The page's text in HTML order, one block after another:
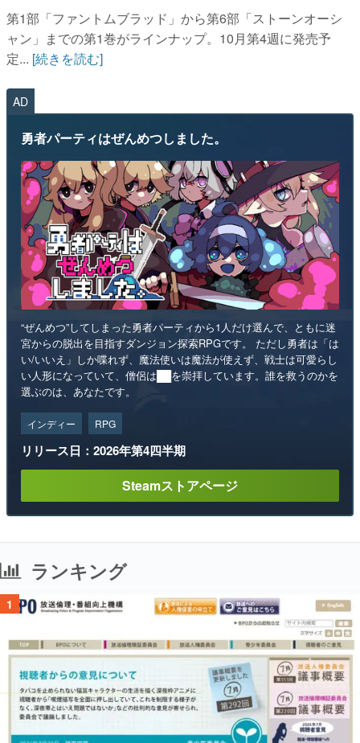
第1部「ファントムブラッド」から第6部「ストーンオーシ
ャン」までの第1巻がラインナップ。10月第4週に発売予
定... [続きを読む]
AD
勇者パーティはぜんめつしました。
“ぜんめつ”してしまった勇者パーティから1人だけ選んで、ともに迷
宮からの脱出を目指すダンジョン探索RPGです。 ただし勇者は「は
い/いいえ」しか喋れず、魔法使いは魔法が使えず、戦士は可愛らし
い人形になっていて、僧侶は██を崇拝しています。誰を救うのかを
選ぶのは、あなたです。
インディー RPG
リリース日：2026年第4四半期
Steamストアページ
ランキング
1